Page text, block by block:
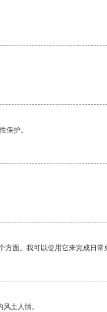
保护。
面。我可以使用它来完成日常
土人情。